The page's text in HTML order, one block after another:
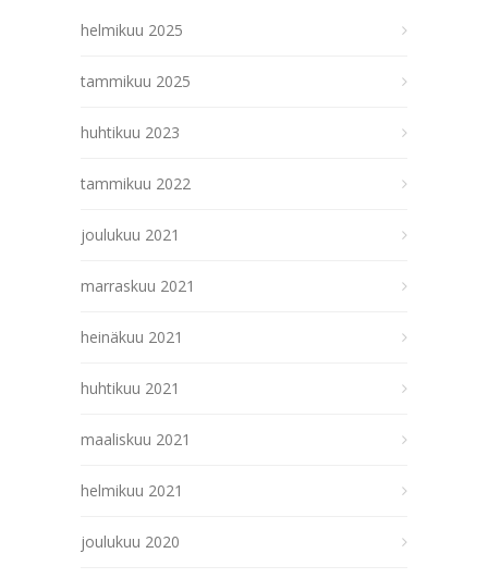
helmikuu 2025
tammikuu 2025
huhtikuu 2023
tammikuu 2022
joulukuu 2021
marraskuu 2021
heinäkuu 2021
huhtikuu 2021
maaliskuu 2021
helmikuu 2021
joulukuu 2020